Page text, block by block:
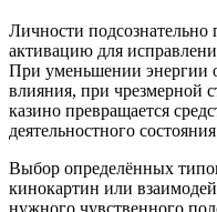
Личности
активацию для
При уменьшении энергии
влияния, при чрезмерной
казино превращается
деятельностного
Выбор определённых
кинокартин или